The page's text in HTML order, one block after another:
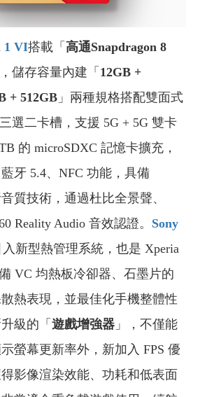
1 VI搭載「 高通Snapdragon 8
儲存容量內建「 12GB +
+ 512GB 」兩種規格搭配雙面式
選二卡槽，支援 5G + 5G 雙卡
的 microSDXC 記憶卡擴充，
牙 5.4、NFC 功能，具備
質技術，通過杜比全景聲、
Reality Audio 音效認證。 Sony
新型熱管理系統，也是 Xperia
VC 均熱板冷卻器、石墨片的
熱表現，並最佳化手機整體性
級的「 遊戲增強器 」，不僅能
螢幕更新率外，新加入 FPS 優
影像渲染效能、功耗和低表面